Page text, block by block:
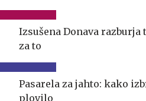
Izsušena Donava
za to
Pasarela za jahto: kako
plovilo